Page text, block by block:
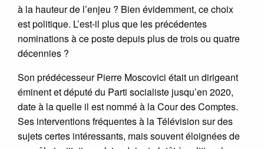
à la hauteur de l’enjeu ? Bien évidemment, ce choix
est politique. L’est-il plus que les précédentes
nominations à ce poste depuis plus de trois ou quatre
décennies ?
Son prédécesseur Pierre Moscovici était un dirigeant
éminent et député du Parti socialiste jusqu’en 2020,
date à la quelle il est nommé à la Cour des Comptes.
Ses interventions fréquentes à la Télévision sur des
sujets certes intéressants, mais souvent éloignées de